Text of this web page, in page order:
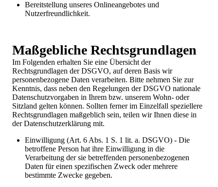
Bereitstellung unseres Onlineangebotes und
Nutzerfreundlichkeit.
Maßgebliche Rechtsgrundlagen
Im Folgenden erhalten Sie eine Übersicht der
Rechtsgrundlagen der DSGVO, auf deren Basis wir
personenbezogene Daten verarbeiten. Bitte nehmen Sie zur
Kenntnis, dass neben den Regelungen der DSGVO nationale
Datenschutzvorgaben in Ihrem bzw. unserem Wohn- oder
Sitzland gelten können. Sollten ferner im Einzelfall speziellere
Rechtsgrundlagen maßgeblich sein, teilen wir Ihnen diese in
der Datenschutzerklärung mit.
Einwilligung (Art. 6 Abs. 1 S. 1 lit. a. DSGVO) - Die
betroffene Person hat ihre Einwilligung in die
Verarbeitung der sie betreffenden personenbezogenen
Daten für einen spezifischen Zweck oder mehrere
bestimmte Zwecke gegeben.